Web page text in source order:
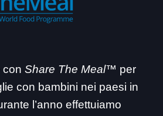
con Share The Meal™ per
con bambini nei paesi in
l’anno effettuiamo